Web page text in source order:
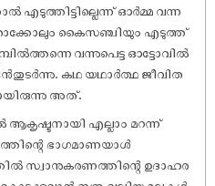
എടുത്തിട്ടില്ലെന്ന് ഓർമ്മ വന്ന
കൈസഞ്ചിയും എടുത്ത്
വന്നുപെട്ട ഓട്ടോവിൽ
കഥ യഥാർത്ഥ ജീവിത
അത്.
എല്ലാം മറന്ന്
ഭാഗമാണയാൾ
സ്വാനുകരണത്തിന്റെ ഉദാഹര